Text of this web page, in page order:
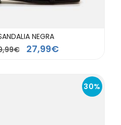
NEGRA
27,99€
30%